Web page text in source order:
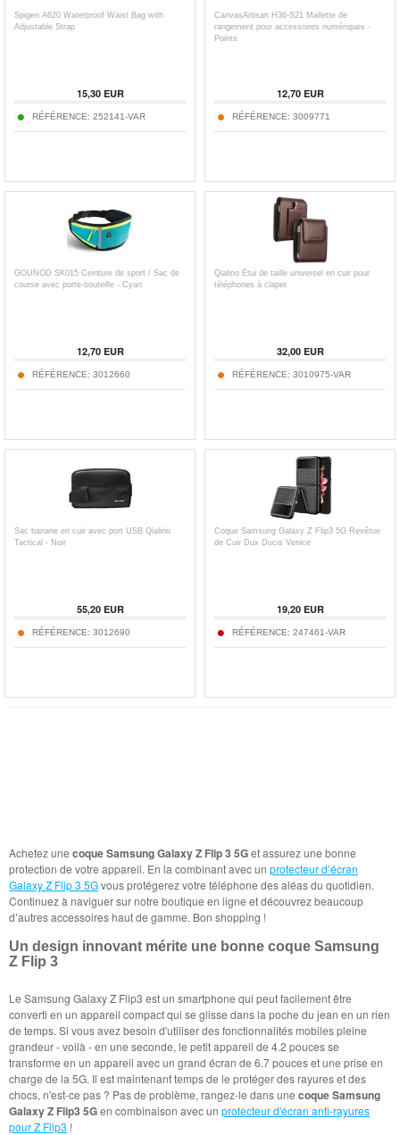
Spigen A620 Waterproof Waist Bag with
Adjustable Strap
15,30EUR
RÉFÉRENCE: 252141-VAR
CanvasArtisan H36-S21 Mallette de
rangement pour accessoires numériques -
Points
12,70EUR
RÉFÉRENCE: 3009771
GOUNOD SK015 Ceinture de sport / Sac de
course avec porte-bouteille - Cyan
12,70EUR
RÉFÉRENCE: 3012660
Qialino Étui de taille universel en cuir pour
téléphones à clapet
32,00EUR
RÉFÉRENCE: 3010975-VAR
Sac banane en cuir avec port USB Qialino
Tactical - Noir
55,20EUR
RÉFÉRENCE: 3012690
Coque Samsung Galaxy Z Flip3 5G Revêtue
de Cuir Dux Ducis Venice
19,20EUR
RÉFÉRENCE: 247461-VAR
Achetez une coque Samsung Galaxy Z Flip 3 5Get assurez une bonne
protection de votre appareil. En la combinant avec un protecteur d’écran
Galaxy Z Flip 3 5Gvous protégerez votre téléphone des aléas du quotidien.
Continuez à naviguer sur notre boutique en ligne et découvrez beaucoup
d’autres accessoires haut de gamme. Bon shopping !
Un design innovant mérite une bonne coque Samsung
Z Flip 3
Le Samsung Galaxy Z Flip3 est un smartphone qui peut facilement être
converti en un appareil compact qui se glisse dans la poche du jean en un rien
de temps. Si vous avez besoin d'utiliser des fonctionnalités mobiles pleine
grandeur - voilà - en une seconde, le petit appareil de 4.2 pouces se
transforme en un appareil avec un grand écran de 6.7 pouces et une prise en
charge de la 5G. Il est maintenant temps de le protéger des rayures et des
chocs, n'est-ce pas ? Pas de problème, rangez-le dans une coque Samsung
Galaxy Z Flip3 5Gen combinaison avec un protecteur d'écran anti-rayures
pour Z Flip3 !